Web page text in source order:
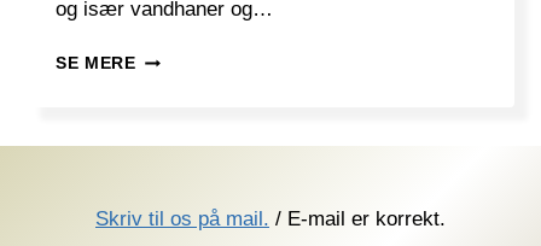
og især vandhaner og…
SE MERENEJ
PÅ
BADEVÆRELSET)
Skriv til os på mail. / E-mail er korrekt.